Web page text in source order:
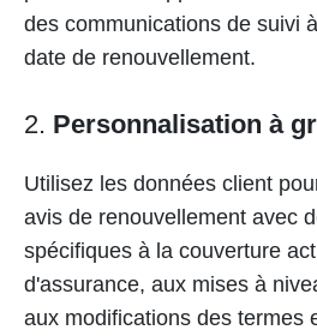
des communications de suivi
date de renouvellement.
2. Personnalisation à
Utilisez les données client
avis de renouvellement avec
spécifiques à la couverture
d'assurance, aux mises à
aux modifications des termes